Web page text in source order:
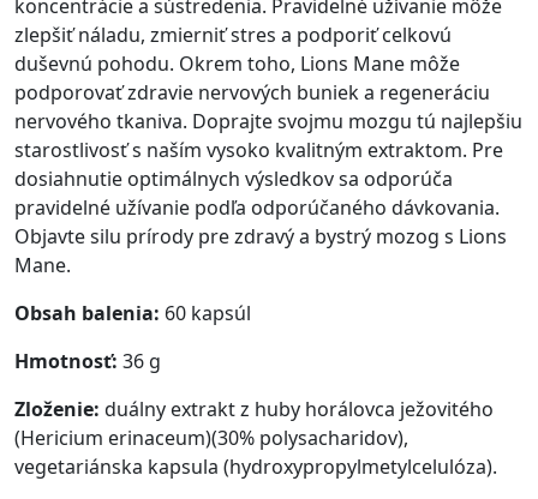
koncentrácie a sústredenia. Pravidelné užívanie môže
zlepšiť náladu, zmierniť stres a podporiť celkovú
duševnú pohodu. Okrem toho, Lions Mane môže
podporovať zdravie nervových buniek a regeneráciu
nervového tkaniva. Doprajte svojmu mozgu tú najlepšiu
starostlivosť s naším vysoko kvalitným extraktom. Pre
dosiahnutie optimálnych výsledkov sa odporúča
pravidelné užívanie podľa odporúčaného dávkovania.
Objavte silu prírody pre zdravý a bystrý mozog s Lions
Mane.
Obsah balenia: 60 kapsúl
Hmotnosť: 36 g
Zloženie: duálny extrakt z huby horálovca ježovitého
(Hericium erinaceum)(30% polysacharidov),
vegetariánska kapsula (hydroxypropylmetylcelulóza).